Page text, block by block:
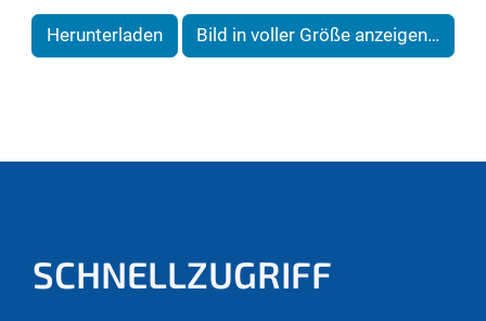
Herunterladen Bild in voller Größe anzeigen…
SCHNELLZUGRIFF